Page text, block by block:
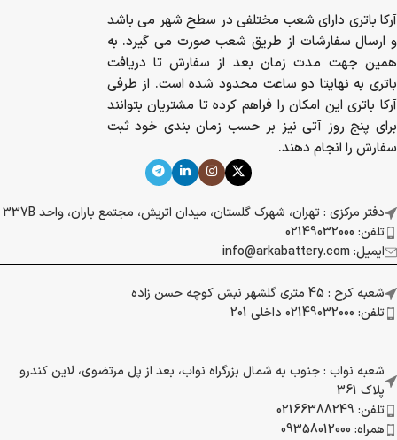
آرکا باتری دارای شعب مختلفی در سطح شهر می باشد
و ارسال سفارشات از طریق شعب صورت می گیرد. به
همین جهت مدت زمان بعد از سفارش تا دریافت
باتری به نهایتا دو ساعت محدود شده است. از طرفی
آرکا باتری این امکان را فراهم کرده تا مشتریان بتوانند
برای پنج روز آتی نیز بر حسب زمان بندی خود ثبت
سفارش را انجام دهند.
دفتر مرکزی : تهران، شهرک گلستان، میدان اتریش، مجتمع باران، واحد 337B
تلفن: 02149032000
ایمیل: info@arkabattery.com
شعبه کرج : 45 متری گلشهر نبش کوچه حسن زاده
تلفن: 02149032000 داخلی 201
شعبه نواب : جنوب به شمال بزرگراه نواب، بعد از پل مرتضوی، لاین کندرو
پلاک 361
تلفن: 02166388249
همراه: 09358012000